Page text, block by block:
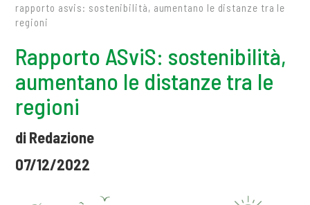
rapporto asvis: sostenibilità, aumentano le distanze tra le
regioni
Rapporto ASviS: sostenibilità,
aumentano le distanze tra le
regioni
di Redazione
07/12/2022